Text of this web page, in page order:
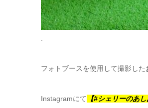
フォトブースを使用して撮影し
Instagramにて 【#シェリーのあし